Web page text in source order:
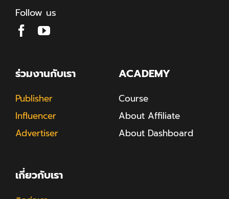
Follow us
ร่วมงานกับเรา
Publisher
Influencer
Advertiser
ACADEMY
Course
About Affiliate
About Dashboard
เกี่ยวกับเรา